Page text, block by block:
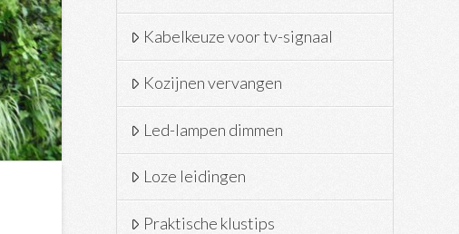
Kabelkeuze voor tv-signaal
Kozijnen vervangen
Led-lampen dimmen
Loze leidingen
Praktische klustips